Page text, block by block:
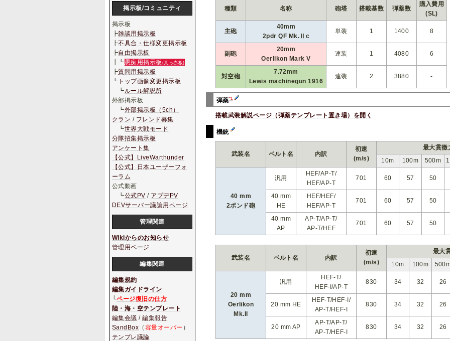
種類 名称 砲塔 搭載基数 弾薬数
購入費用
(SL)
主砲
40mm
2pdr QF Mk.Ⅱc
単装 1 1400 8
副砲
20mm
Oerlikon Mark V
連装 1 4080 6
対空砲
7.72mm
Lewis machinegun 1916
連装 2 3880 -
弾薬*1
搭載武装解説ページ（弾薬テンプレート置き場）を開く
機銃
武装名 ベルト名 内訳
初速
(m/s)
最大貫
10m
100m 500m
40 mm
2ポンド砲
汎用
HEF/AP-T/
HEF/AP-T
701 60 57 50
40 mm
HE
HEF/HEF/
HEF/AP-T
701 60 57 50
40 mm
AP
AP-T/AP-T/
AP-T/HEF
701 60 57 50
武装名 ベルト名 内訳
初速
(m/s)
最大
10m
100m
20 mm
Oerlikon
Mk.II
汎用
HEF-T/
HEF-I/AP-T
830 34 32 26
20 mm HE
HEF-T/HEF-I/
AP-T/HEF-I
830 34 32 26
20 mm AP
AP-T/AP-T/
AP-T/HEF-I
830 34 32 26
掲示板/コミュニティ
掲示板
┣雑談用掲示板
┣不具合・仕様変更掲示板
┣自由掲示板
┃┗愚痴用掲示板 (真っ赤板)
┣質問用掲示板
┗ トップ画像変更掲示板
┗ルール解説所
外部掲示板
┗外部掲示板（5ch）
クラン / フレンド募集
┗世界大戦モード
分隊招集掲示板
アンケート集
【公式】LiveWarthunder
【公式】日本ユーザーフォ
ーラム
公式動画
┗公式PV / アプデPV
DEVサーバー議論用ページ
管理関連
Wikiからのお知らせ
管理用ページ
編集関連
編集規約
編集ガイドライン
└ページ復旧の仕方
陸・海・空テンプレート
編集会議 /編集報告
SandBox （ 容量オーバー ）
テンプレ議論